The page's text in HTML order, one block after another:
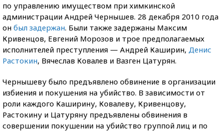
по управлению имуществом при химкинской
администрации Андрей Чернышев. 28 декабря 2010 года
он был задержан. Были также задержаны Максим
Кривенцов, Евгений Морозов и трое предполагаемых
исполнителей преступления — Андрей Каширин, Денис
Растокин, Вячеслав Ковалев и Вазген Цатурян.
Чернышеву было предъявлено обвинение в организации
избиения и покушения на убийство. В зависимости от
роли каждого Каширину, Ковалеву, Кривенцову,
Растокину и Цатуряну предъявлены обвинения в
совершении покушении на убийство группой лиц и по